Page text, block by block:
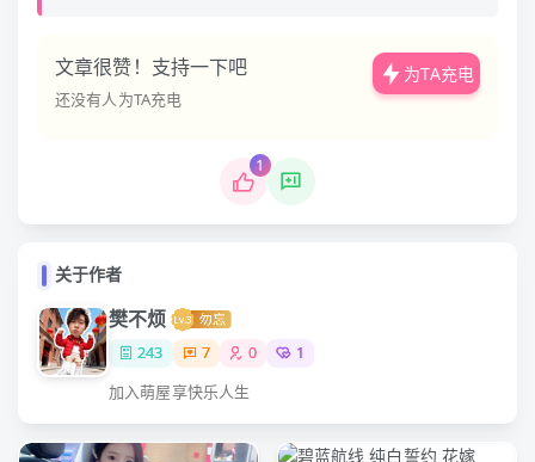
文章很赞！支持一下吧
还没有人为TA充电
为TA充电
1
关于作者
樊不烦
243 7 0 1
加入萌屋享快乐人生